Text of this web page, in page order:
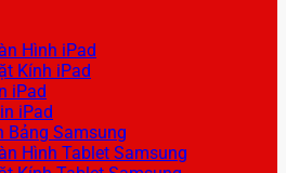
Hình iPad
Kính iPad
iPad
iPad
Bảng Samsung
Hình Tablet Samsung